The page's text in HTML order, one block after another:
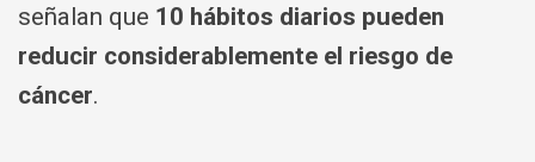
señalan que 10 hábitos diarios pueden
reducir considerablemente el riesgo de
cáncer.